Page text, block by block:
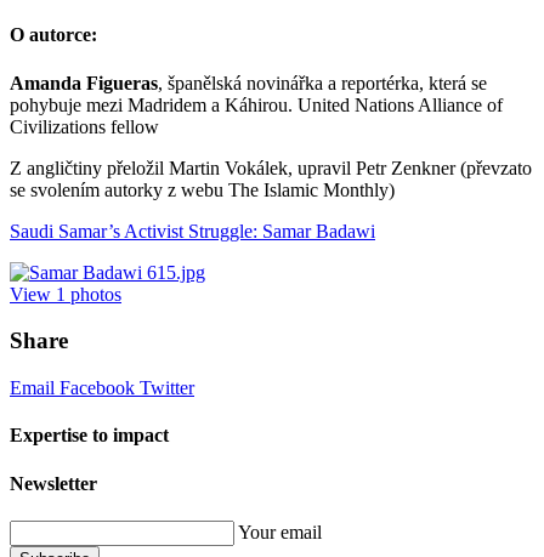
O autorce:
Amanda Figueras, španělská novinářka a reportérka, která se
pohybuje mezi Madridem a Káhirou. United Nations Alliance of
Civilizations fellow
Z angličtiny přeložil Martin Vokálek, upravil Petr Zenkner (převzato
se svolením autorky z webu The Islamic Monthly)
Saudi Samar’s Activist Struggle: Samar Badawi
View 1 photos
Share
Email Facebook Twitter
Expertise to impact
Newsletter
Your email